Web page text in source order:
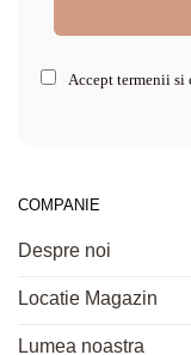
Accept termenii
COMPANIE
Despre noi
Locatie Magazin
Lumea noastra